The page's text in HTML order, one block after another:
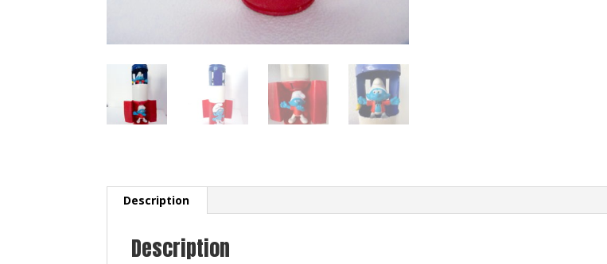
Description
Description